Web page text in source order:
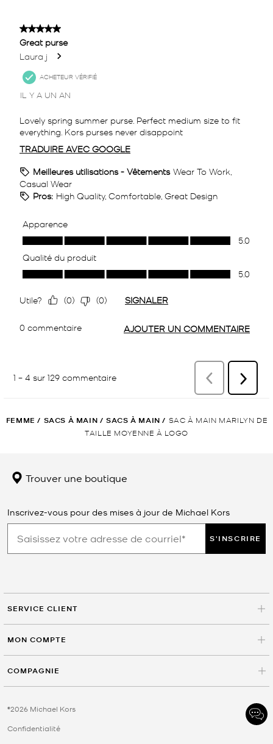
FEMME / SACS À MAIN / SACS À MAIN / SAC À MAIN MARILYN DE
TAILLE MOYENNE À LOGO
Trouver une boutique
Inscrivez-vous pour des mises à jour de Michael Kors
S'INSCRIRE
SERVICE CLIENT
MON COMPTE
COMPAGNIE
©2026 Michael Kors
Confidentialité